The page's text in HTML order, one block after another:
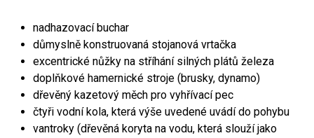
nadhazovací buchar
důmyslně konstruovaná stojanová vrtačka
excentrické nůžky na stříhání silných plátů železa
doplňkové hamernické stroje (brusky, dynamo)
dřevěný kazetový měch pro vyhřívací pec
čtyři vodní kola, která výše uvedené uvádí do pohybu
vantroky (dřevěná koryta na vodu, která slouží jako